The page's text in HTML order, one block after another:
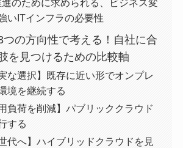
進のために求められる、ビジネス変
いITインフラの必要性
つの方向性で考える！自社に合
を見つけるための比較軸
実な選択】既存に近い形でオンプレ
境を継続する
用負荷を削減】パブリッククラウド
する
世代へ】ハイブリッドクラウドを見